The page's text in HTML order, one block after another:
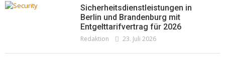
Redaktion 13. Juni 2026
Sicherheitsdienstleistungen in
Berlin und Brandenburg mit
Entgelttarifvertrag für 2026
Redaktion 23. Juli 2026